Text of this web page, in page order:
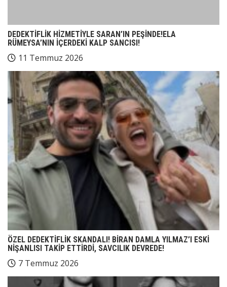
DEDEKTİFLİK HİZMETİYLE SARAN’IN PEŞİNDE!ELA
RÜMEYSA’NIN İÇERDEKİ KALP SANCISI!
11 Temmuz 2026
ÖZEL DEDEKTİFLİK SKANDALI! BİRAN DAMLA YILMAZ’I ESKİ
NİŞANLISI TAKİP ETTİRDİ, SAVCILIK DEVREDE!
7 Temmuz 2026